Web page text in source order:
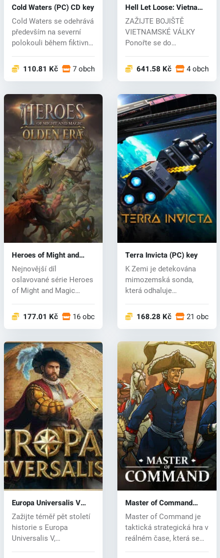
Cold Waters (PC) CD key
Cold Waters se odehrává
především na severní
polokouli během fiktivní
110.81 Kč 7 obchodech
Hell Let Loose: Vietnam
(PC) key
ZAŽIJTE BOJIŠTĚ
VIETNAMSKÉ VÁLKY
Ponořte se do
vietn...641.58 Kč 4
Heroes of Might and
Magic: Olden Era (PC)
key
Nejnovější díl
oslavované série Heroes
of Might and Magic
177.01 Kč 16 obchodech
Terra Invicta (PC) key
K Zemi je detekována
mimozemská sonda,
která odhaluje
mimozemšťa...
168.28 Kč 21
Europa Universalis V
(PC) key
Zažijte téměř pět století
historie s Europa
Universalis V,
Master of Command
(PC) key
Master of Command je
taktická strategická hra v
reálném čase, která se